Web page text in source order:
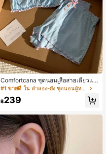
Comfortcana ชุดนอนเสื้อสายเดี่ยวแต่
งระบายและกางเกงขาสั้นสำหรับผู้หญิง
#1 ขายดี ใน ลำลอง-ยัง ชุดนอนผู้หญิง
฿239